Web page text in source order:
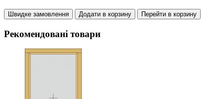
Швидке замовлення Додати в корзину Перейти в корзину
Рекомендовані товари